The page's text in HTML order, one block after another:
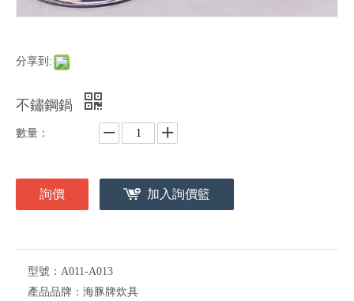
分享到:
不鏽鋼鍋
數量：
詢價 加入詢價籃
型號： A011-A013
產品品牌： 海豚牌炊具